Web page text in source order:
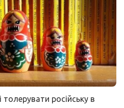
російську в